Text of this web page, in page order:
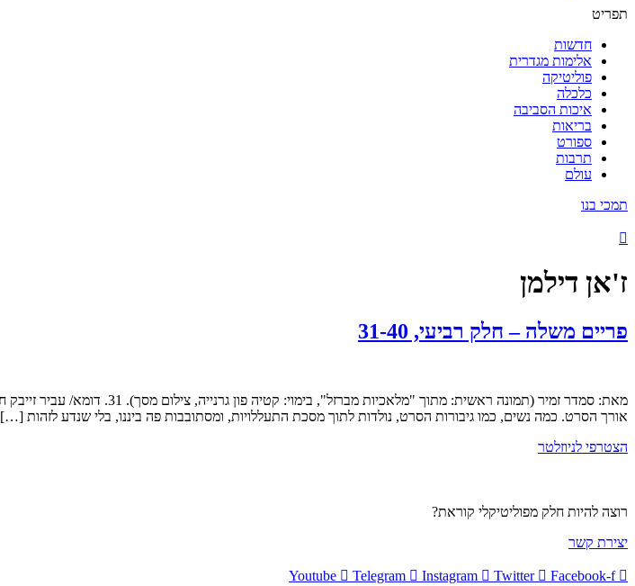
תפריט
חדשות
אלימות מגדרית
פוליטיקה
כלכלה
איכות הסביבה
בריאות
ספורט
תרבות
עולם
תמכי בנו
ז'אן דילמן
פריים משלה – חלק רביעי, 31-40
אורך הסרט. כמה נשים, כמו גיבורות הסרט, נולדות לתוך מסכת התעללויות, ומסתובבות פה ביננו, בלי שנדע לזהות […]
הצטרפי לניוזלטר
רוצה להיות חלק מפוליטיקלי קוראת?
יצירת קשר
Youtube Telegram Instagram Twitter
Facebook-f